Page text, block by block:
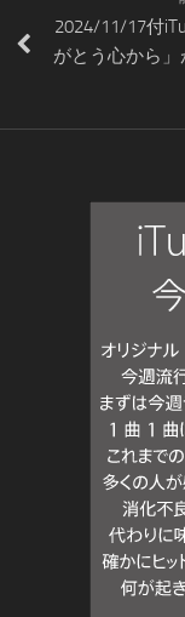
2024/11/17付
がとう心から」